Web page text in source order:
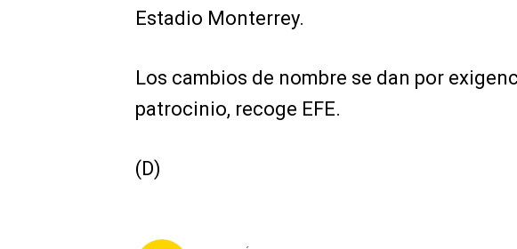
Estadio Monterrey.
Los cambios de nombre se dan por
patrocinio, recoge EFE.
(D)